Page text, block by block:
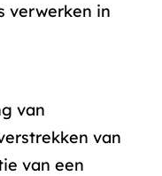
verwerken in
van
van
van een